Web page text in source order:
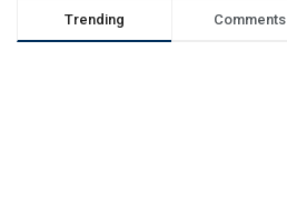
Trending Comments